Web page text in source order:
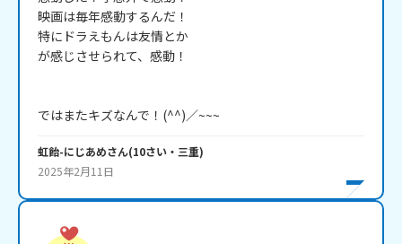
映画は毎年感動するんだ！
特にドラえもんは友情とか
が感じさせられて、感動！
虹飴-にじあめさん(10さい・ 三重)
2025年2月11日